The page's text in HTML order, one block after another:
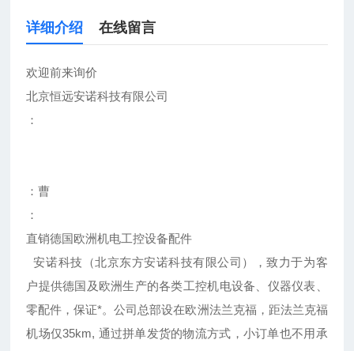
详细介绍 在线留言
欢迎前来询价
北京恒远安诺科技有限公司
：
：曹
：
直销德国欧洲机电工控设备配件
安诺科技（北京东方安诺科技有限公司），致力于为客
户提供德国及欧洲生产的各类工控机电设备、仪器仪表、
零配件，保证*。公司总部设在欧洲法兰克福，距法兰克福
机场仅35km, 通过拼单发货的物流方式，小订单也不用承